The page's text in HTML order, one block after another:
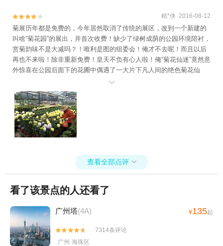

 精*侠 2016-08-12
菊展历年都是免费的，今年居然取消了传统的展区，改到一个新建的
叫啥“菊花园”的展出，并首次收费！缺少了绿树成荫的公园环境陪衬，
赏菊韵味不是大减吗？！唯利是图的组委会！俺才不去呢！而且以后
再也不来啦！除非重新免费！皇天不负有心人啦！俺“菊花仙迷”竟然意
外惊喜在公园后面下的花圃中偶遇了一大片下凡人间的绝色菊花仙

查看全部点评 
看了该景点的人还看了
广州塔(4A) ¥135起


7314条评论
广州·海珠区